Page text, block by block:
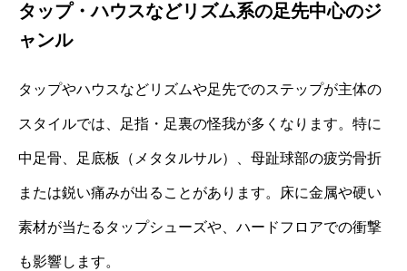
タップ・ハウスなどリズム系の足先中心のジ
ャンル
タップやハウスなどリズムや足先でのステップが主体の
スタイルでは、足指・足裏の怪我が多くなります。特に
中足骨、足底板（メタタルサル）、母趾球部の疲労骨折
または鋭い痛みが出ることがあります。床に金属や硬い
素材が当たるタップシューズや、ハードフロアでの衝撃
も影響します。